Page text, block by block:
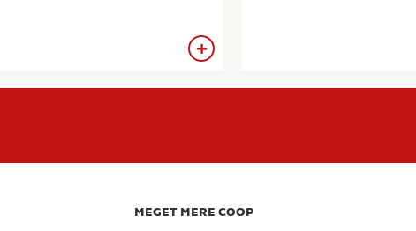
MEGET MERE COOP